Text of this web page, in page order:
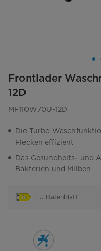
Frontlader
12D
MF110W70U-12D
Die Turbo
Flecken effizient
Das Gesundheits- und
Bakterien und Milben
EU Datenblatt